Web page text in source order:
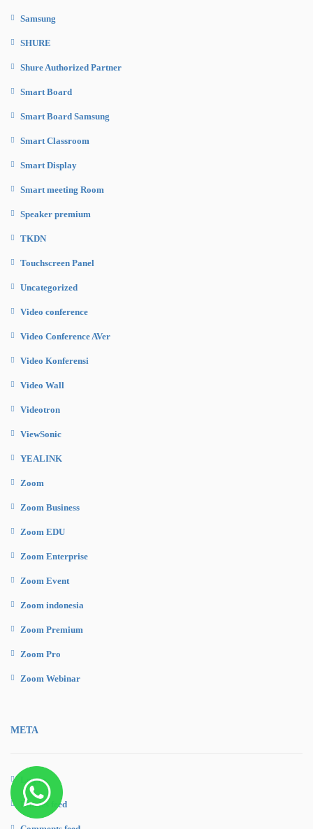
Samsung
SHURE
Shure Authorized Partner
Smart Board
Smart Board Samsung
Smart Classroom
Smart Display
Smart meeting Room
Speaker premium
TKDN
Touchscreen Panel
Uncategorized
Video conference
Video Conference AVer
Video Konferensi
Video Wall
Videotron
ViewSonic
YEALINK
Zoom
Zoom Business
Zoom EDU
Zoom Enterprise
Zoom Event
Zoom indonesia
Zoom Premium
Zoom Pro
Zoom Webinar
META
Log in
Entries feed